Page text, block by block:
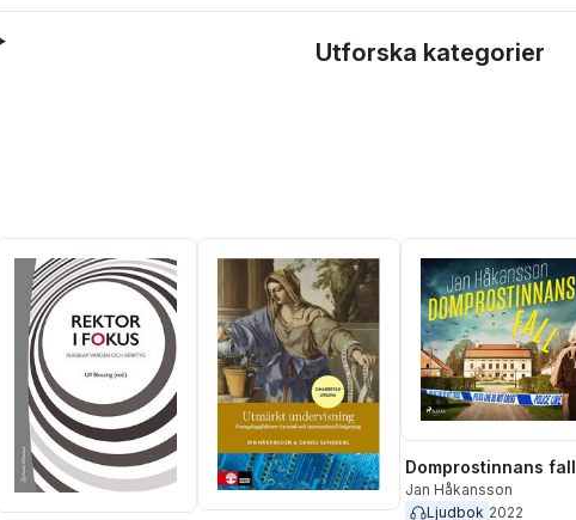
Utforska kategorier
Domprostinnans fall
Jan Håkansson
Ljudbok 2022